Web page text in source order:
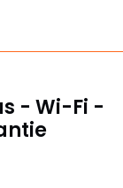
- Wi-Fi -